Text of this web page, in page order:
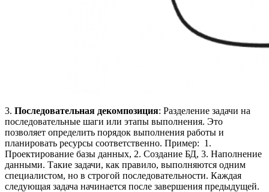
3. Последовательная декомпозиция: Разделение задачи на
последовательные шаги или этапы выполнения. Это
позволяет определить порядок выполнения работы и
планировать ресурсы соответственно. Пример: 1.
Проектирование базы данных, 2. Создание БД, 3. Наполнение
данными. Такие задачи, как правило, выполняются одним
специалистом, но в строгой последовательности. Каждая
следующая задача начинается после завершения предыдущей.